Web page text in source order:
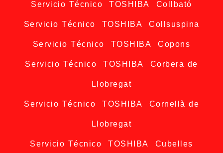
Servicio Técnico TOSHIBA Collbató
Servicio Técnico TOSHIBA Collsuspina
Servicio Técnico TOSHIBA Copons
Servicio Técnico TOSHIBA Corbera de
Llobregat
Servicio Técnico TOSHIBA Cornellà de
Llobregat
Servicio Técnico TOSHIBA Cubelles